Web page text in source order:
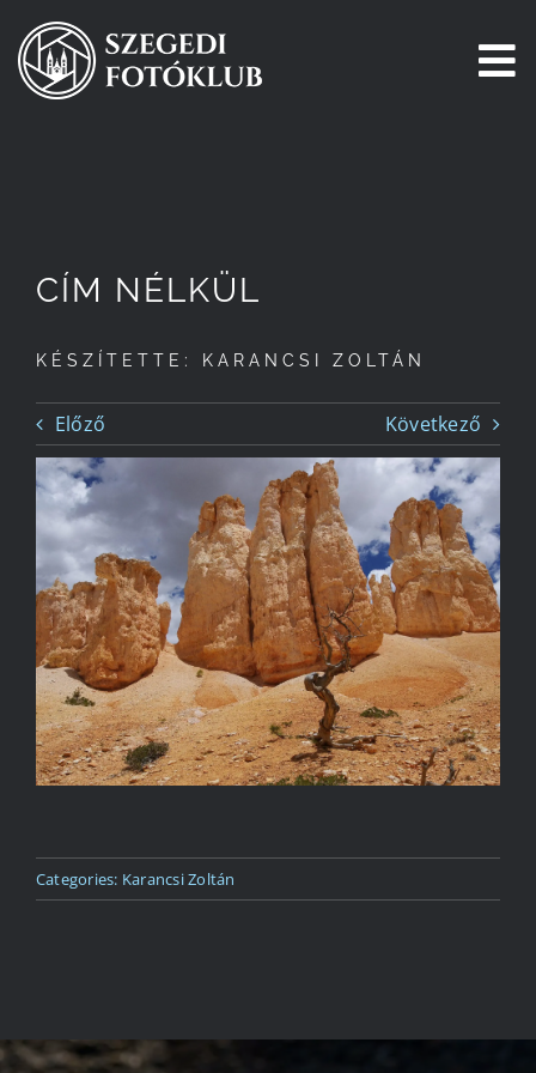
Kihagyás
Pályázatok
Tagjaink
Csatlakozz!
Történetünk
Kapcsolat
CÍM NÉLKÜL
KÉSZÍTETTE: KARANCSI ZOLTÁN
Előző Következő
Categories: Karancsi Zoltán